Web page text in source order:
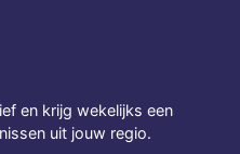
en krijg wekelijks een
uit jouw regio.